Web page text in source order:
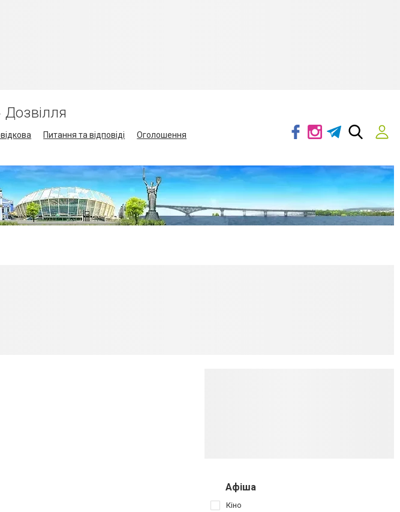
Дозвілля
Питання та відповіді
Оголошення
Афіша
Кіно